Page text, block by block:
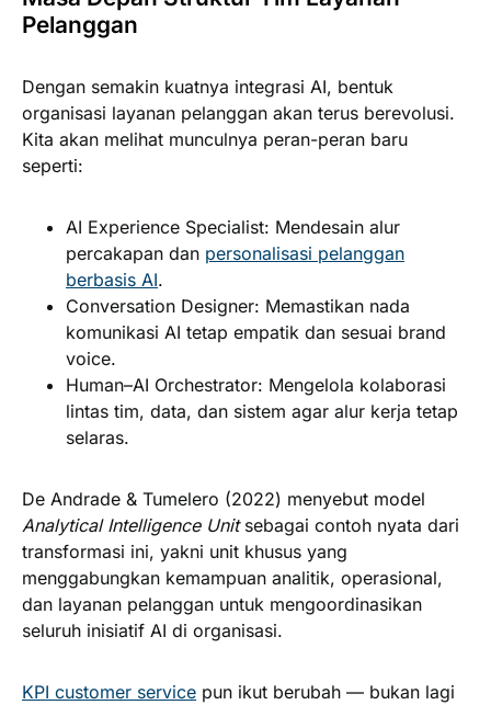
Pelanggan
Dengan semakin kuatnya integrasi AI, bentuk
organisasi layanan pelanggan akan terus berevolusi.
Kita akan melihat munculnya peran-peran baru
seperti:
AI Experience Specialist: Mendesain alur
percakapan dan personalisasi pelanggan
berbasis AI.
Conversation Designer: Memastikan nada
komunikasi AI tetap empatik dan sesuai brand
voice.
Human–AI Orchestrator: Mengelola kolaborasi
lintas tim, data, dan sistem agar alur kerja tetap
selaras.
De Andrade & Tumelero (2022) menyebut model
Analytical Intelligence Unit sebagai contoh nyata dari
transformasi ini, yakni unit khusus yang
menggabungkan kemampuan analitik, operasional,
dan layanan pelanggan untuk mengoordinasikan
seluruh inisiatif AI di organisasi.
KPI customer service pun ikut berubah — bukan lagi